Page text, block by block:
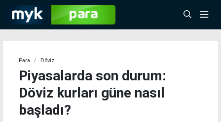
Para Döviz
Piyasalarda son durum:
Döviz kurları güne nasıl
başladı?